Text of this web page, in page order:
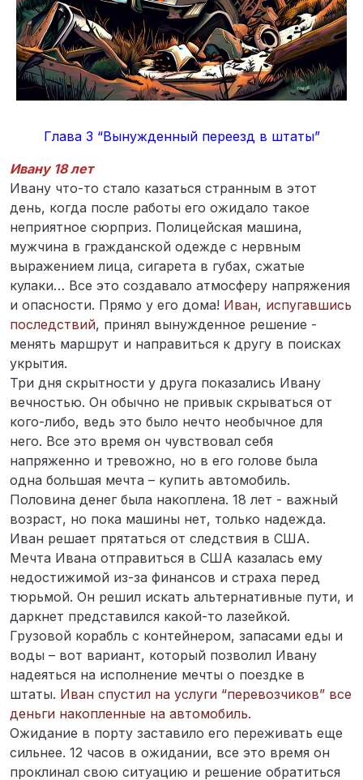
Глава 3 “Вынужденный переезд в штаты”
Ивану 18 лет
Ивану что-то стало казаться странным в этот
день, когда после работы его ожидало такое
неприятное сюрприз. Полицейская машина,
мужчина в гражданской одежде с нервным
выражением лица, сигарета в губах, сжатые
кулаки… Все это создавало атмосферу напряжения
и опасности. Прямо у его дома! Иван, испугавшись
последствий, принял вынужденное решение -
менять маршрут и направиться к другу в поисках
укрытия.
Три дня скрытности у друга показались Ивану
вечностью. Он обычно не привык скрываться от
кого-либо, ведь это было нечто необычное для
него. Все это время он чувствовал себя
напряженно и тревожно, но в его голове была
одна большая мечта – купить автомобиль.
Половина денег была накоплена. 18 лет - важный
возраст, но пока машины нет, только надежда.
Иван решает прятаться от следствия в США.
Мечта Ивана отправиться в США казалась ему
недостижимой из-за финансов и страха перед
тюрьмой. Он решил искать альтернативные пути, и
даркнет представился какой-то лазейкой.
Грузовой корабль с контейнером, запасами еды и
воды – вот вариант, который позволил Ивану
надеяться на исполнение мечты о поездке в
штаты. Иван спустил на услуги “перевозчиков” все
деньги накопленные на автомобиль.
Ожидание в порту заставило его переживать еще
сильнее. 12 часов в ожидании, все это время он
проклинал свою ситуацию и решение обратиться